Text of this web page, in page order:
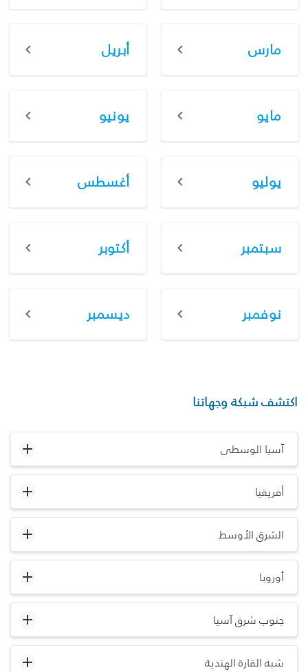
مارس أبريل
مايو يونيو
يوليو أغسطس
سبتمبر أكتوبر
نوفمبر ديسمبر
اكتشف شبكة وجهاتنا
آسيا الوسطى
أفريقيا
الشرق الأوسط
أوروبا
جنوب شرق آسيا
شبه القارة الهندية